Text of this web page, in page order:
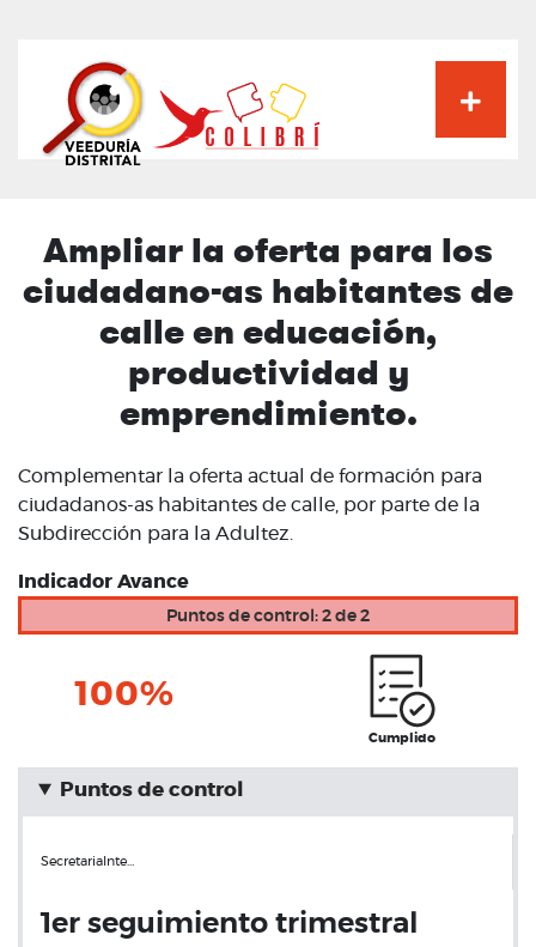
principal
Ampliar la oferta para los
ciudadano-as habitantes de
calle en educación,
productividad y
emprendimiento.
Complementar la oferta actual de formación para
ciudadanos-as habitantes de calle, por parte de la
Subdirección para la Adultez.
Indicador Avance
Puntos de control: 2 de 2
100%
Cumplido
Puntos de control
SecretariaInte…
1er seguimiento trimestral